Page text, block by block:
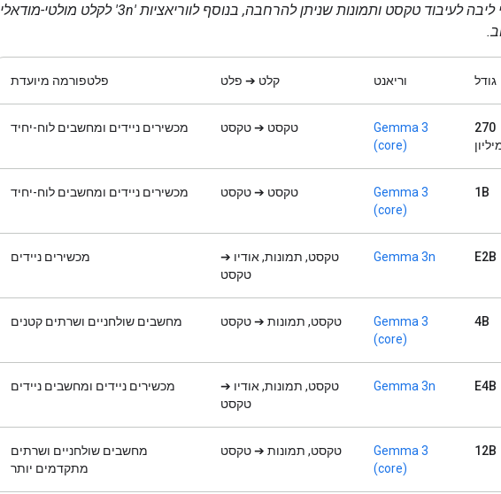
מודלי ליבה לעיבוד טקסט ותמונות שניתן להרחבה, בנוסף לווריאציות '3n' לקלט מולטי-מודאלי
גודל וריאנט קלט ➔ פלט פלטפורמה מיועדת
270
Gemma 3
(core)
טקסט ➔ טקסט מכשירים ניידים ומחשבים לוח-יחיד
1B
Gemma 3
(core)
טקסט ➔ טקסט מכשירים ניידים ומחשבים לוח-יחיד
E2B
Gemma 3n
טקסט, תמונות, אודיו ➔
טקסט
מכשירים ניידים
4B
Gemma 3
(core)
טקסט, תמונות ➔ טקסט מחשבים שולחניים ושרתים קטנים
E4B
Gemma 3n
טקסט, תמונות, אודיו ➔
טקסט
מכשירים ניידים ומחשבים ניידים
12B
Gemma 3
(core)
טקסט, תמונות ➔ טקסט
מחשבים שולחניים ושרתים
מתקדמים יותר